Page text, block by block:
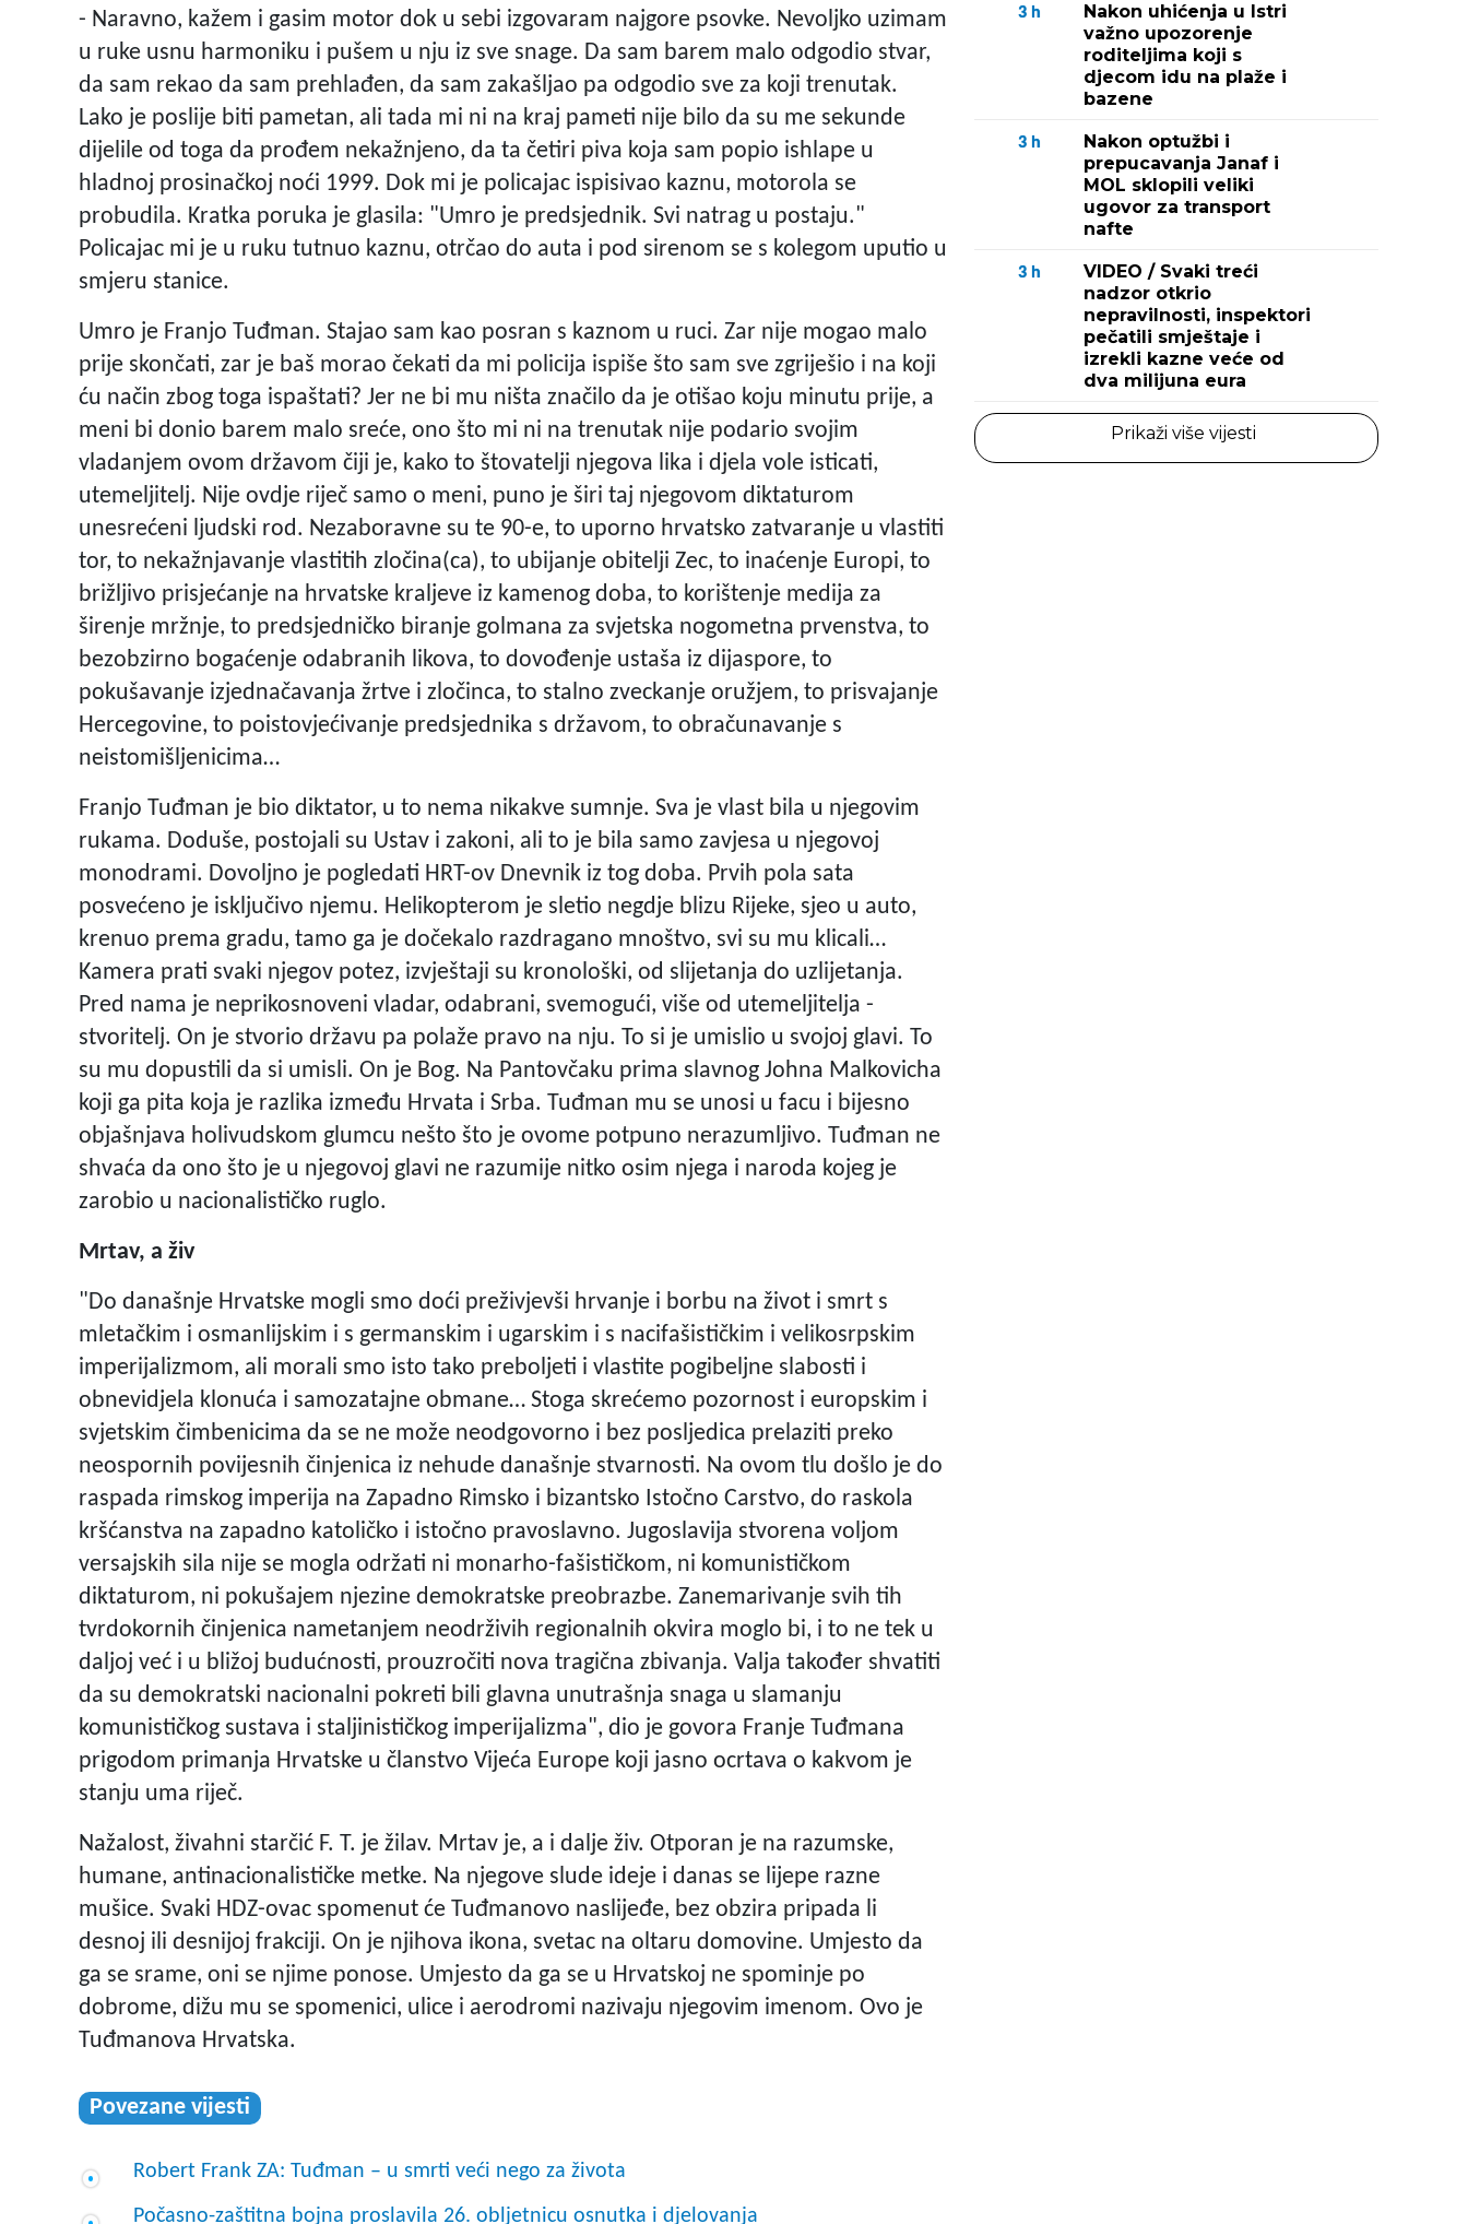
- Naravno, kažem i gasim motor dok u sebi izgovaram najgore psovke. Nevoljko uzimam
u ruke usnu harmoniku i pušem u nju iz sve snage. Da sam barem malo odgodio stvar,
da sam rekao da sam prehlađen, da sam zakašljao pa odgodio sve za koji trenutak.
Lako je poslije biti pametan, ali tada mi ni na kraj pameti nije bilo da su me sekunde
dijelile od toga da prođem nekažnjeno, da ta četiri piva koja sam popio ishlape u
hladnoj prosinačkoj noći 1999. Dok mi je policajac ispisivao kaznu, motorola se
probudila. Kratka poruka je glasila: "Umro je predsjednik. Svi natrag u postaju."
Policajac mi je u ruku tutnuo kaznu, otrčao do auta i pod sirenom se s kolegom uputio u
smjeru stanice.
Umro je Franjo Tuđman. Stajao sam kao posran s kaznom u ruci. Zar nije mogao malo
prije skončati, zar je baš morao čekati da mi policija ispiše što sam sve zgriješio i na koji
ću način zbog toga ispaštati? Jer ne bi mu ništa značilo da je otišao koju minutu prije, a
meni bi donio barem malo sreće, ono što mi ni na trenutak nije podario svojim
vladanjem ovom državom čiji je, kako to štovatelji njegova lika i djela vole isticati,
utemeljitelj. Nije ovdje riječ samo o meni, puno je širi taj njegovom diktaturom
unesrećeni ljudski rod. Nezaboravne su te 90-e, to uporno hrvatsko zatvaranje u vlastiti
tor, to nekažnjavanje vlastitih zločina(ca), to ubijanje obitelji Zec, to inaćenje Europi, to
brižljivo prisjećanje na hrvatske kraljeve iz kamenog doba, to korištenje medija za
širenje mržnje, to predsjedničko biranje golmana za svjetska nogometna prvenstva, to
bezobzirno bogaćenje odabranih likova, to dovođenje ustaša iz dijaspore, to
pokušavanje izjednačavanja žrtve i zločinca, to stalno zveckanje oružjem, to prisvajanje
Hercegovine, to poistovjećivanje predsjednika s državom, to obračunavanje s
neistomišljenicima…
Franjo Tuđman je bio diktator, u to nema nikakve sumnje. Sva je vlast bila u njegovim
rukama. Doduše, postojali su Ustav i zakoni, ali to je bila samo zavjesa u njegovoj
monodrami. Dovoljno je pogledati HRT-ov Dnevnik iz tog doba. Prvih pola sata
posvećeno je isključivo njemu. Helikopterom je sletio negdje blizu Rijeke, sjeo u auto,
krenuo prema gradu, tamo ga je dočekalo razdragano mnoštvo, svi su mu klicali…
Kamera prati svaki njegov potez, izvještaji su kronološki, od slijetanja do uzlijetanja.
Pred nama je neprikosnoveni vladar, odabrani, svemogući, više od utemeljitelja -
stvoritelj. On je stvorio državu pa polaže pravo na nju. To si je umislio u svojoj glavi. To
su mu dopustili da si umisli. On je Bog. Na Pantovčaku prima slavnog Johna Malkovicha
koji ga pita koja je razlika između Hrvata i Srba. Tuđman mu se unosi u facu i bijesno
objašnjava holivudskom glumcu nešto što je ovome potpuno nerazumljivo. Tuđman ne
shvaća da ono što je u njegovoj glavi ne razumije nitko osim njega i naroda kojeg je
zarobio u nacionalističko ruglo.
Mrtav, a živ
"Do današnje Hrvatske mogli smo doći preživjevši hrvanje i borbu na život i smrt s
mletačkim i osmanlijskim i s germanskim i ugarskim i s nacifašističkim i velikosrpskim
imperijalizmom, ali morali smo isto tako preboljeti i vlastite pogibeljne slabosti i
obnevidjela klonuća i samozatajne obmane… Stoga skrećemo pozornost i europskim i
svjetskim čimbenicima da se ne može neodgovorno i bez posljedica prelaziti preko
neospornih povijesnih činjenica iz nehude današnje stvarnosti. Na ovom tlu došlo je do
raspada rimskog imperija na Zapadno Rimsko i bizantsko Istočno Carstvo, do raskola
kršćanstva na zapadno katoličko i istočno pravoslavno. Jugoslavija stvorena voljom
versajskih sila nije se mogla održati ni monarho-fašističkom, ni komunističkom
diktaturom, ni pokušajem njezine demokratske preobrazbe. Zanemarivanje svih tih
tvrdokornih činjenica nametanjem neodrživih regionalnih okvira moglo bi, i to ne tek u
daljoj već i u bližoj budućnosti, prouzročiti nova tragična zbivanja. Valja također shvatiti
da su demokratski nacionalni pokreti bili glavna unutrašnja snaga u slamanju
komunističkog sustava i staljinističkog imperijalizma", dio je govora Franje Tuđmana
prigodom primanja Hrvatske u članstvo Vijeća Europe koji jasno ocrtava o kakvom je
stanju uma riječ.
Nažalost, živahni starčić F. T. je žilav. Mrtav je, a i dalje živ. Otporan je na razumske,
humane, antinacionalističke metke. Na njegove slude ideje i danas se lijepe razne
mušice. Svaki HDZ-ovac spomenut će Tuđmanovo naslijeđe, bez obzira pripada li
desnoj ili desnijoj frakciji. On je njihova ikona, svetac na oltaru domovine. Umjesto da
ga se srame, oni se njime ponose. Umjesto da ga se u Hrvatskoj ne spominje po
dobrome, dižu mu se spomenici, ulice i aerodromi nazivaju njegovim imenom. Ovo je
Tuđmanova Hrvatska.
Povezane vijesti
Robert Frank ZA: Tuđman – u smrti veći nego za života
Počasno-zaštitna bojna proslavila 26. obljetnicu osnutka i djelovanja
3 h
Nakon uhićenja u Istri
važno upozorenje
roditeljima koji s
djecom idu na plaže i
bazene
3 h
Nakon optužbi i
prepucavanja Janaf i
MOL sklopili veliki
ugovor za transport
nafte
3 h
VIDEO / Svaki treći
nadzor otkrio
nepravilnosti, inspektori
pečatili smještaje i
izrekli kazne veće od
dva milijuna eura
Prikaži više vijesti